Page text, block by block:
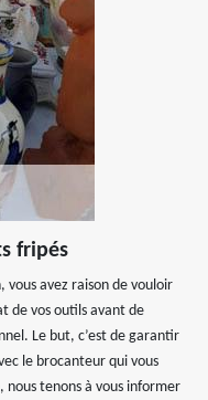
fripés
vous avez raison de vouloir
de vos outils avant de
Le but, c’est de garantir
le brocanteur qui vous
nous tenons à vous informer